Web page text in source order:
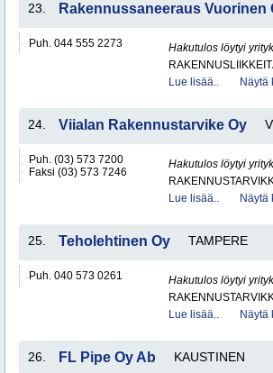
23. Rakennussaneeraus Vuorinen
Puh. 044 555 2273
Hakutulos löytyi
Lue lisää..
Näytä
24. Viialan Rakennustarvike Oy
Puh. (03) 573 7200
Faksi (03) 573 7246
Hakutulos löytyi
Lue lisää..
Näytä
25. Teholehtinen Oy TAMPERE
Puh. 040 573 0261
Hakutulos löytyi
Lue lisää..
Näytä
26. FL Pipe Oy Ab KAUSTINEN